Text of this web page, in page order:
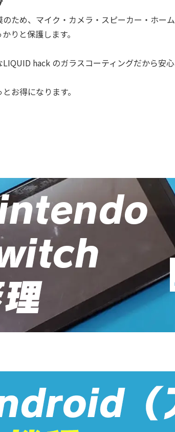
ため、マイク・カメラ・スピーカー・ホーム
りと保護します。
hack のガラスコーティングだから安心
お得になります。